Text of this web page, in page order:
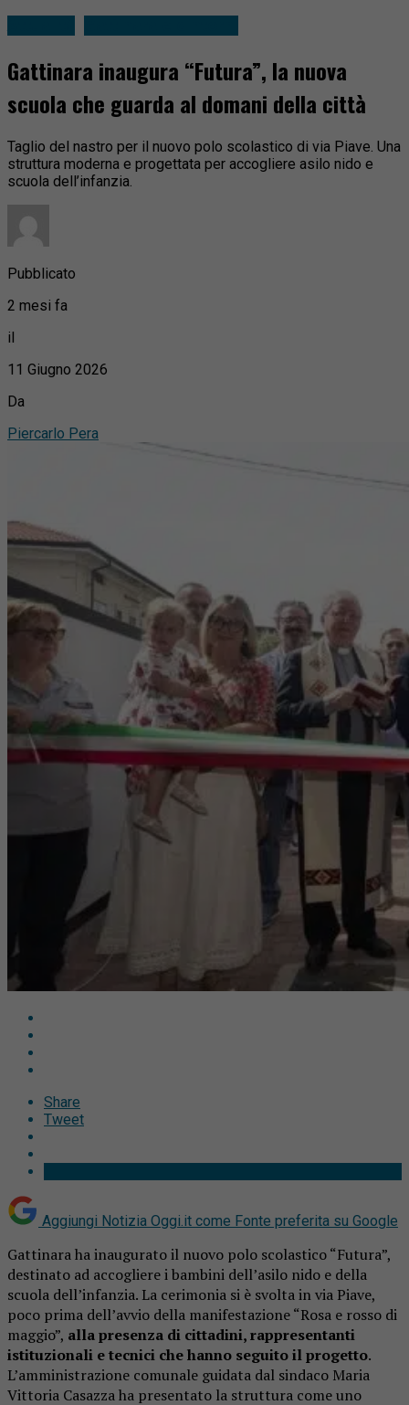
Gattinara inaugura “Futura”, la nuova
scuola che guarda al domani della città
Taglio del nastro per il nuovo polo scolastico di via Piave. Una
struttura moderna e progettata per accogliere asilo nido e
scuola dell’infanzia.
Pubblicato
2 mesi fa
il
11 Giugno 2026
Da
Piercarlo Pera
Share
Tweet
Aggiungi Notizia Oggi.it come Fonte preferita su Google
Gattinara ha inaugurato il nuovo polo scolastico “Futura”,
destinato ad accogliere i bambini dell’asilo nido e della
scuola dell’infanzia. La cerimonia si è svolta in via Piave,
poco prima dell’avvio della manifestazione “Rosa e rosso di
maggio”, alla presenza di cittadini, rappresentanti
istituzionali e tecnici che hanno seguito il progetto.
L’amministrazione comunale guidata dal sindaco Maria
Vittoria Casazza ha presentato la struttura come uno